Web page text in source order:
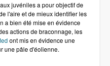
juvéniles a pour objectif de
l'aire et de mieux identifier les
a bien été mise en évidence
actions de braconnage, les
ont mis en évidence une
une pâle d'éolienne.